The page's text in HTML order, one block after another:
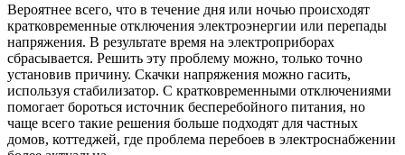
Вероятнее всего, что в течение дня или ночью происходят
кратковременные отключения электроэнергии или перепады
напряжения. В результате время на электроприборах
сбрасывается. Решить эту проблему можно, только точно
установив причину. Скачки напряжения можно гасить,
используя стабилизатор. С кратковременными отключениями
помогает бороться источник бесперебойного питания, но
чаще всего такие решения больше подходят для частных
домов, коттеджей, где проблема перебоев в электроснабжении